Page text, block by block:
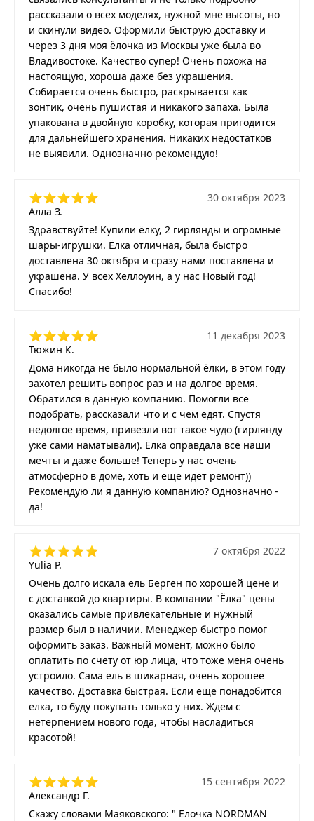
рассказали о всех моделях, нужной мне высоты, но
и скинули видео. Оформили быструю доставку и
через 3 дня моя ёлочка из Москвы уже была во
Владивостоке. Качество супер! Очень похожа на
настоящую, хороша даже без украшения.
Собирается очень быстро, раскрывается как
зонтик, очень пушистая и никакого запаха. Была
упакована в двойную коробку, которая пригодится
для дальнейшего хранения. Никаких недостатков
не выявили. Однозначно рекомендую!
Алла З.
30 октября 2023
Здравствуйте! Купили ёлку, 2 гирлянды и огромные
шары-игрушки. Ёлка отличная, была быстро
доставлена 30 октября и сразу нами поставлена и
украшена. У всех Хеллоуин, а у нас Новый год!
Спасибо!
Тюжин К.
11 декабря 2023
Дома никогда не было нормальной ёлки, в этом году
захотел решить вопрос раз и на долгое время.
Обратился в данную компанию. Помогли все
подобрать, рассказали что и с чем едят. Спустя
недолгое время, привезли вот такое чудо (гирлянду
уже сами наматывали). Ёлка оправдала все наши
мечты и даже больше! Теперь у нас очень
атмосферно в доме, хоть и еще идет ремонт))
Рекомендую ли я данную компанию? Однозначно -
да!
Yulia P.
7 октября 2022
Очень долго искала ель Берген по хорошей цене и
с доставкой до квартиры. В компании "Ёлка" цены
оказались самые привлекательные и нужный
размер был в наличии. Менеджер быстро помог
оформить заказ. Важный момент, можно было
оплатить по счету от юр лица, что тоже меня очень
устроило. Сама ель в шикарная, очень хорошее
качество. Доставка быстрая. Если еще понадобится
елка, то буду покупать только у них. Ждем с
нетерпением нового года, чтобы насладиться
красотой!
Александр Г.
15 сентября 2022
Скажу словами Маяковского: " Елочка NORDMAN